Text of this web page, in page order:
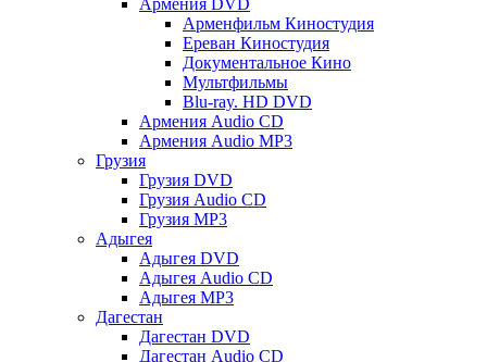
Армения DVD
Арменфильм Киностудия
Ереван Киностудия
Документальное Кино
Мультфильмы
Blu-ray. HD DVD
Армения Audio CD
Армения Audio MP3
Грузия
Грузия DVD
Грузия Audio CD
Грузия MP3
Адыгея
Адыгея DVD
Адыгея Audio CD
Адыгея MP3
Дагестан
Дагестан DVD
Дагестан Audio CD